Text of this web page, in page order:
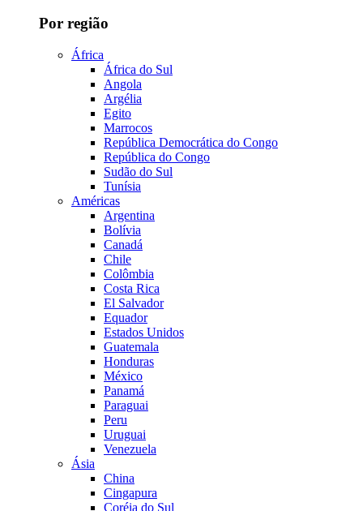
Por região
África
África do Sul
Angola
Argélia
Egito
Marrocos
República Democrática do Congo
República do Congo
Sudão do Sul
Tunísia
Américas
Argentina
Bolívia
Canadá
Chile
Colômbia
Costa Rica
El Salvador
Equador
Estados Unidos
Guatemala
Honduras
México
Panamá
Paraguai
Peru
Uruguai
Venezuela
Ásia
China
Cingapura
Coréia do Sul